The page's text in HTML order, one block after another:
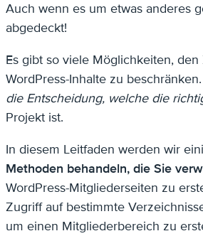
Auch wenn es um etwas anderes
abgedeckt!
Es gibt so viele Möglichkeiten,
WordPress-Inhalte zu
die Entscheidung, welche die
Projekt ist.
In diesem Leitfaden werden wir
Methoden behandeln, die Sie
WordPress-Mitgliederseiten zu
Zugriff auf bestimmte
um einen Mitgliederbereich zu